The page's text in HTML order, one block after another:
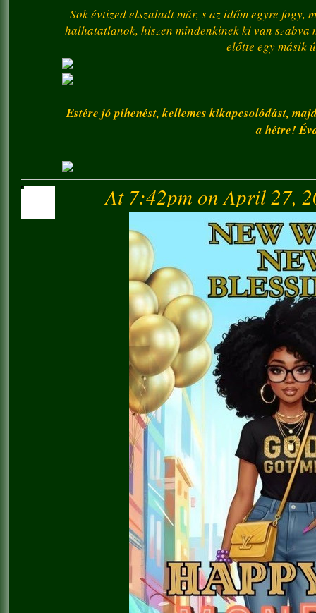
Sok évtized elszaladt már, s az időm egyre fogy,
halhatatlanok, hiszen mindenkinek ki van
előtte egy másik
Estére jó pihenést, kellemes kikapcsolódást,
a hétre!
At 7:42pm on April 27,